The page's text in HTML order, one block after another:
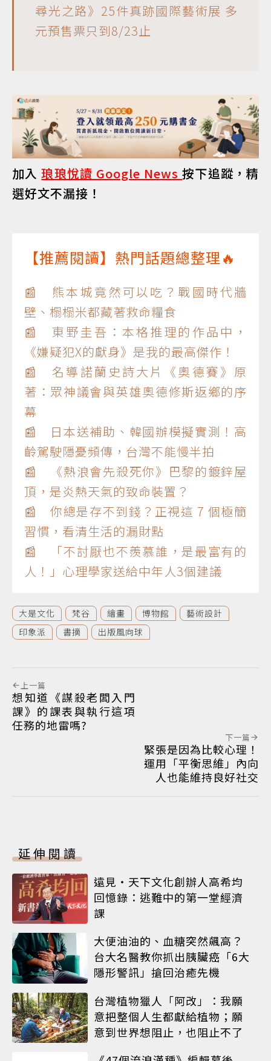
尋光之路》25件真跡國際藝術展 多
元預售票只到8/23止
加入琅琅悅讀 Google News按下追蹤，精
選好文不漏接！
【推薦閱讀】熱門話題總整理🔥
📰 熊本城竟然可以吃？戰國時代牆
壁、榻榻米都藏著救命糧食
📰 東野圭吾：本格推理的作品中，
《嫌疑犯X的獻身》是我的最高傑作！
📰 名導諾蘭史詩大片《奧德賽》原
著：眾神議會與英雄奧德修斯返鄉的序
幕
📰 日本送補助、韓國辦模擬實測！高
齡駕駛隱憂頻傳，台灣不能慢半拍
📰 《熱浪會先殺死你》巴黎的鍍鋅屋
頂，是炎熱天氣的致命裝置？
📰 你總是存不到錢？正視這 7 個極簡
習慣，看清生活的漏財點
📰 「不討厭也不羨慕誰，是最富有的
人！」心理學家送給中年人3個建議
大是文化 梵谷 繪畫 博物館
藝術設計
印象派
書摘 出版風向球
上一篇
想知道《謀殺老闆入門
課》的課表與執行這項
任務的地雷嗎?
下一篇
緊張是因為比較心理！
運用「平衡思維」內向
人也能維持良好社交
延伸閱讀
遠見‧天下文化創辦人高希均
回憶錄：逃難中的第一堂經濟
課
大便油油的、血糖突然飆高？
台大名醫教你抓出胰臟癌「6大
隱形警訊」搶回治癒先機
台灣植物獵人「阿改」：我願
意把整個人生都獻給植物；願
意到世界想阻止，也阻止不了